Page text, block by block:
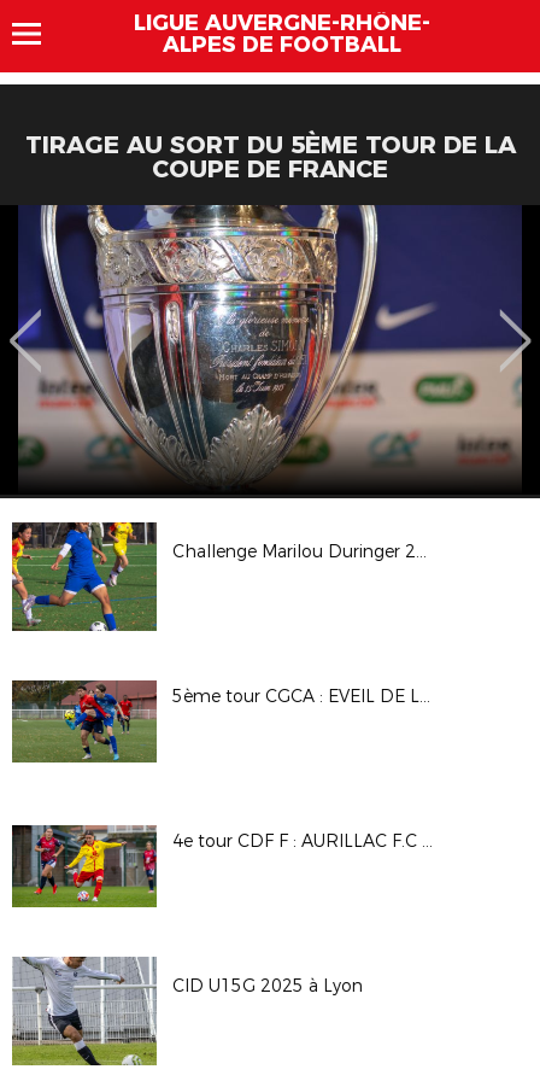
LIGUE AUVERGNE-RHÔNE-
ALPES DE FOOTBALL
TIRAGE AU SORT DU 5ÈME TOUR DE LA
COUPE DE FRANCE
Challenge Marilou Duringer 25/26
5ème tour CGCA : EVEIL DE LYON - DAVEZIEUX VIDALON
4e tour CDF F : AURILLAC F.C - A.S SAINT PRIEST
CID U15G 2025 à Lyon